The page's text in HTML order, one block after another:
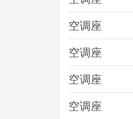
的一
空调座
空调座
空调座
空调座